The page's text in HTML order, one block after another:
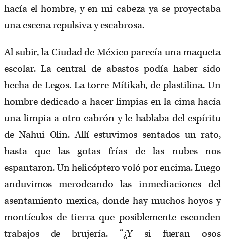
hacía el hombre, y en mi cabeza ya se proyectaba
una escena repulsiva y escabrosa.
Al subir, la Ciudad de México parecía una maqueta
escolar. La central de abastos podía haber sido
hecha de Legos. La torre Mítikah, de plastilina. Un
hombre dedicado a hacer limpias en la cima hacía
una limpia a otro cabrón y le hablaba del espíritu
de Nahui Olin. Allí estuvimos sentados un rato,
hasta que las gotas frías de las nubes nos
espantaron. Un helicóptero voló por encima. Luego
anduvimos merodeando las inmediaciones del
asentamiento mexica, donde hay muchos hoyos y
montículos de tierra que posiblemente esconden
trabajos de brujería. “¿Y si fueran osos